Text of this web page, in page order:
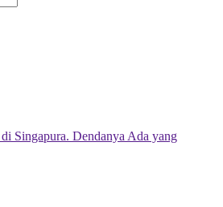
Singapura. Dendanya Ada yang